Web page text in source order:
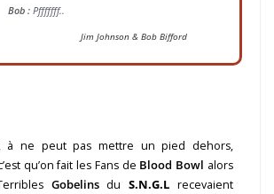
Bob :Pfffffff..
Jim Johnson & Bob Bifford
à ne peut pas mettre un pied dehors,
qu’on fait les Fans de Blood Bowl alors
GobelinsduS.N.G.Lrecevaient